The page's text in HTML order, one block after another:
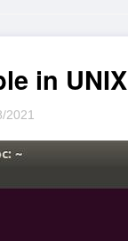
in UNIX
2021